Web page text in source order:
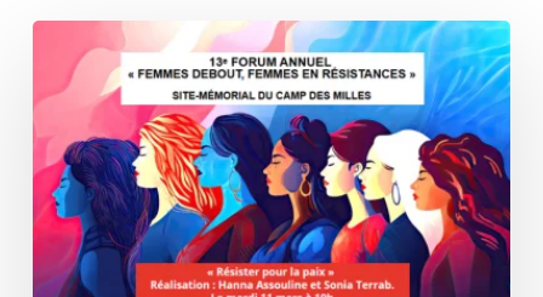
résistances
un
forum
pour